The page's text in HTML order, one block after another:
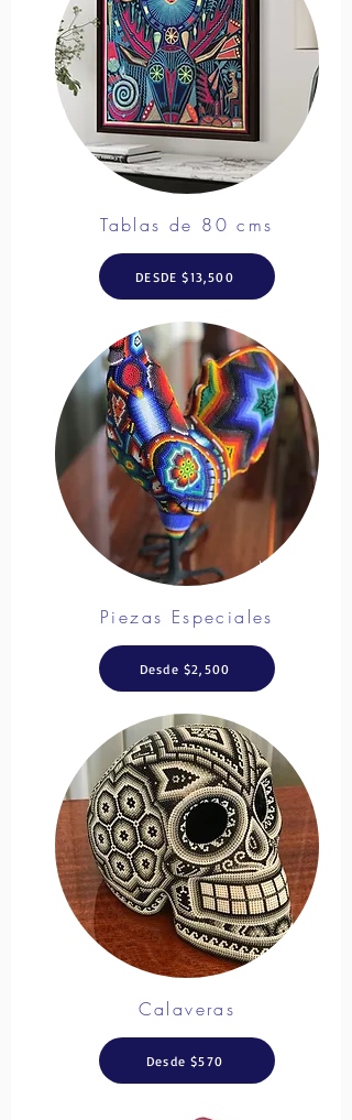
Tablas de 80 cms
DESDE $13,500
Piezas Especiales
Desde $2,500
Calaveras
Desde $570